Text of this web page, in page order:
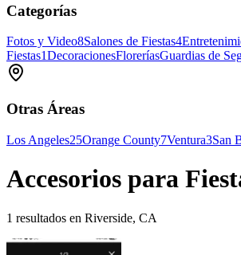
Categorías
Fotos y Video8Salones de Fiestas4
Fiestas1DecoracionesFloreríasGuardias de
Otras Áreas
Los Angeles25Orange County7Ventura3San
Accesorios para
1 resultados en Riverside, CA